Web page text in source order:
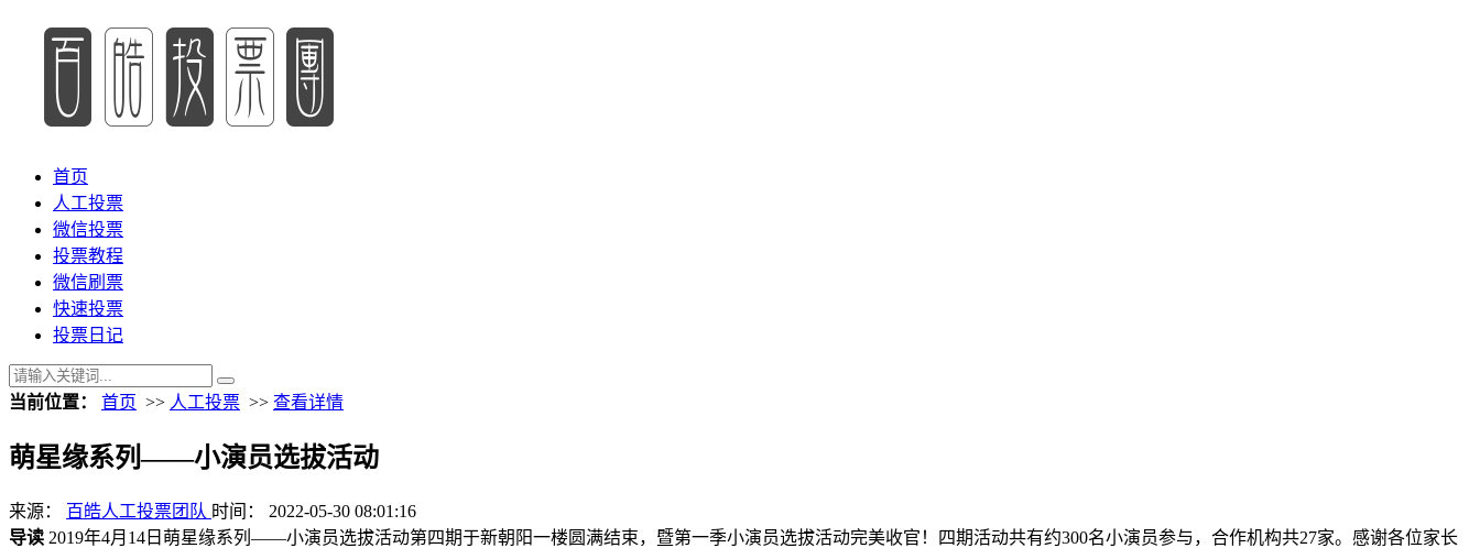
首页
人工投票
微信投票
投票教程
微信刷票
快速投票
投票日记
当前位置： 首页 >> 人工投票 >> 查看详情
萌星缘系列——小演员选拔活动
来源： 百皓人工投票团队 时间： 2022-05-30 08:01:16
导读 2019年4月14日萌星缘系列——小演员选拔活动第四期于新朝阳一楼圆满结束，暨第一季小演员选拔活动完美收官！四期活动共有约300名小演员参与，合作机构共27家。感谢各位家长